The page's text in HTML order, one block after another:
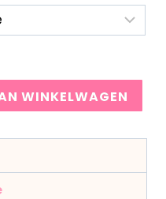
WINKELWAGEN